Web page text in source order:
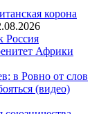
корона
Россия
Африки
в Ровно от слов
(видео)